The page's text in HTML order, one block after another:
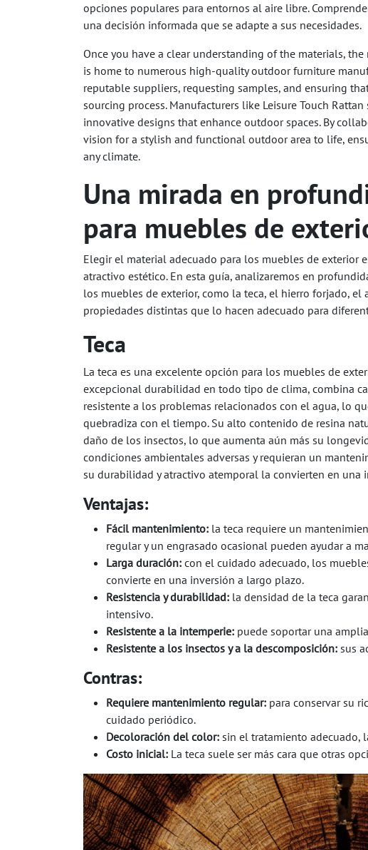
opciones populares para entornos al aire libre.
una decisión informada que se adapte a sus necesidades.
Once you have a clear understanding of the materials,
is home to numerous high-quality outdoor furniture
reputable suppliers, requesting samples, and ensuring
sourcing process. Manufacturers like Leisure Touch
innovative designs that enhance outdoor spaces. By
vision for a stylish and functional outdoor area to life,
any climate.
Una mirada en
para muebles de
Elegir el material adecuado para los muebles de exterior
atractivo estético. En esta guía, analizaremos en
los muebles de exterior, como la teca, el hierro forjado,
propiedades distintas que lo hacen adecuado para
Teca
La teca es una excelente opción para los muebles de
excepcional durabilidad en todo tipo de clima, combina
resistente a los problemas relacionados con el agua, lo
quebradiza con el tiempo. Su alto contenido de resina
daño de los insectos, lo que aumenta aún más su
condiciones ambientales adversas y requieran un
su durabilidad y atractivo atemporal la convierten en
Ventajas:​
Fácil mantenimiento: la teca requiere un
regular y un engrasado ocasional pueden ayudar a
Larga duración: con el cuidado adecuado, los
convierte en una inversión a largo plazo.
Resistencia y durabilidad: la densidad de la teca
intensivo.
Resistente a la intemperie: puede soportar una
Resistente a los insectos y a la descomposición: sus
Contras:​
Requiere mantenimiento regular: para conservar su
cuidado periódico.
Decoloración del color: sin el tratamiento adecuado,
Costo inicial: La teca suele ser más cara que otras